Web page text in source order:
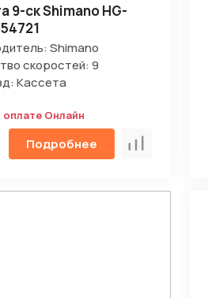
9-ск Shimano HG-
Shimano
скоростей: 9
Кассета
оплате Онлайн
Подробнее Сравнить